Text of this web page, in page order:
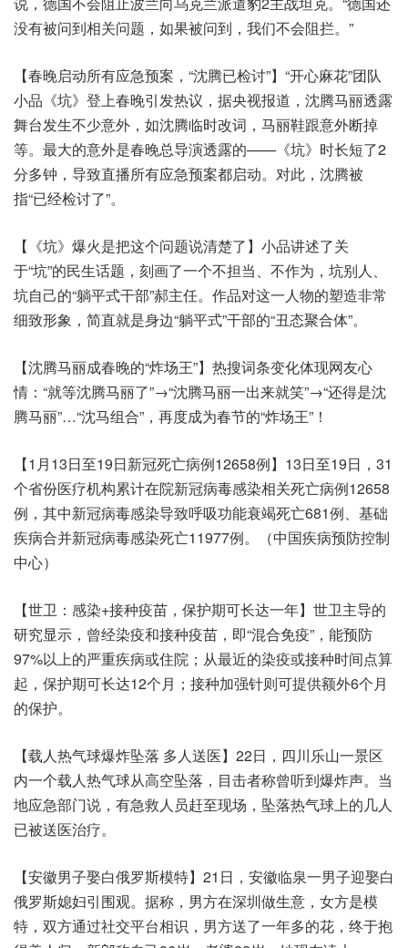
没有被问到相关问题，如果被问到，我们不会阻拦。”
【春晚启动所有应急预案，“沈腾已检讨”】“开心麻花”团队
小品《坑》登上春晚引发热议，据央视报道，沈腾马丽透露
舞台发生不少意外，如沈腾临时改词，马丽鞋跟意外断掉
等。最大的意外是春晚总导演透露的——《坑》时长短了2
分多钟，导致直播所有应急预案都启动。对此，沈腾被
指“已经检讨了”。
【《坑》爆火是把这个问题说清楚了】小品讲述了关
于“坑”的民生话题，刻画了一个不担当、不作为，坑别人、
坑自己的“躺平式干部”郝主任。作品对这一人物的塑造非常
细致形象，简直就是身边“躺平式”干部的“丑态聚合体”。
【沈腾马丽成春晚的“炸场王”】热搜词条变化体现网友心
情：“就等沈腾马丽了”→“沈腾马丽一出来就笑”→“还得是沈
腾马丽”…“沈马组合”，再度成为春节的“炸场王”！
【1月13日至19日新冠死亡病例12658例】13日至19日，31
个省份医疗机构累计在院新冠病毒感染相关死亡病例12658
例，其中新冠病毒感染导致呼吸功能衰竭死亡681例、基础
疾病合并新冠病毒感染死亡11977例。（中国疾病预防控制
中心）
【世卫：感染+接种疫苗，保护期可长达一年】世卫主导的
研究显示，曾经染疫和接种疫苗，即“混合免疫”，能预防
97%以上的严重疾病或住院；从最近的染疫或接种时间点算
起，保护期可长达12个月；接种加强针则可提供额外6个月
的保护。
【载人热气球爆炸坠落 多人送医】22日，四川乐山一景区
内一个载人热气球从高空坠落，目击者称曾听到爆炸声。当
地应急部门说，有急救人员赶至现场，坠落热气球上的几人
已被送医治疗。
【安徽男子娶白俄罗斯模特】21日，安徽临泉一男子迎娶白
俄罗斯媳妇引围观。据称，男方在深圳做生意，女方是模
特，双方通过社交平台相识，男方送了一年多的花，终于抱